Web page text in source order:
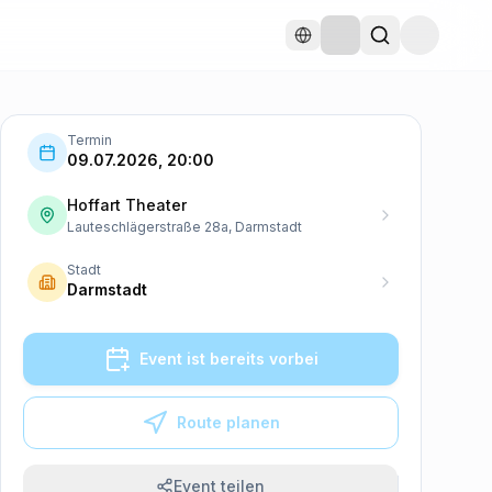
Termin
09.07.2026, 20:00
Hoffart Theater
Lauteschlägerstraße 28a, Darmstadt
Stadt
Darmstadt
Event ist bereits vorbei
Route planen
Event teilen